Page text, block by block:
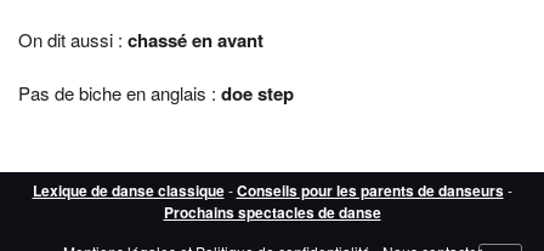
On dit aussi : chassé en avant
Pas de biche en anglais : doe step
Lexique de danse classique-Conseils pour les parents de danseurs-
Prochains spectacles de danse